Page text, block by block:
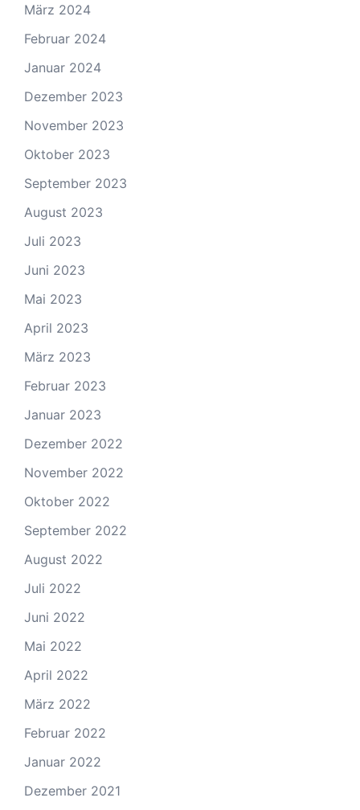
März 2024
Februar 2024
Januar 2024
Dezember 2023
November 2023
Oktober 2023
September 2023
August 2023
Juli 2023
Juni 2023
Mai 2023
April 2023
März 2023
Februar 2023
Januar 2023
Dezember 2022
November 2022
Oktober 2022
September 2022
August 2022
Juli 2022
Juni 2022
Mai 2022
April 2022
März 2022
Februar 2022
Januar 2022
Dezember 2021